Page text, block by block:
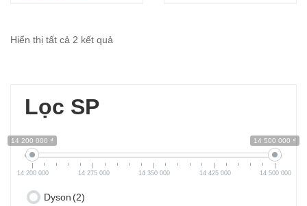
Hiển thị tất cả 2 kết quả
Lọc SP
14 200 000 ₫ 14 500 000 ₫
14 200 000 14 275 000 14 350 000 14 425 000 14 500 000
Dyson (2)